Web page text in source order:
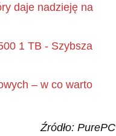
daje nadzieję na
1 TB - Szybsza
– w co warto
Źródło: PurePC